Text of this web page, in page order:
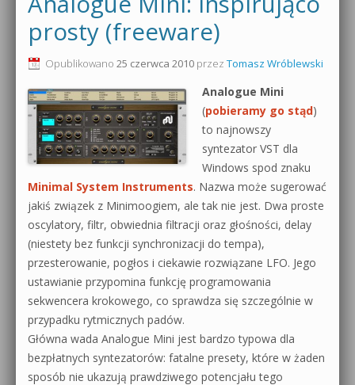
Produkcja muzyczna od podstaw
Sylenth1 od podstaw
Sound Forge od podstaw
Dubstep z syntezatorem Massive
Pakiety
0dB.pl - informacje
Newsletter
Materiały dla mediów
Archiwum aktualności
Polityka prywatności
Regulamin
Działanie sklepu internetowego
Wyszukiwanie
prosty (freeware)
Opublikowano 25 czerwca 2010 przez Tomasz Wróblewski
Analogue Mini
(pobieramy go stąd)
to najnowszy
syntezator VST dla
Windows spod znaku
Minimal System Instruments. Nazwa może sugerować
jakiś związek z Minimoogiem, ale tak nie jest. Dwa proste
oscylatory, filtr, obwiednia filtracji oraz głośności, delay
(niestety bez funkcji synchronizacji do tempa),
przesterowanie, pogłos i ciekawie rozwiązane LFO. Jego
ustawianie przypomina funkcję programowania
sekwencera krokowego, co sprawdza się szczególnie w
przypadku rytmicznych padów.
Główna wada Analogue Mini jest bardzo typowa dla
bezpłatnych syntezatorów: fatalne presety, które w żaden
sposób nie ukazują prawdziwego potencjału tego